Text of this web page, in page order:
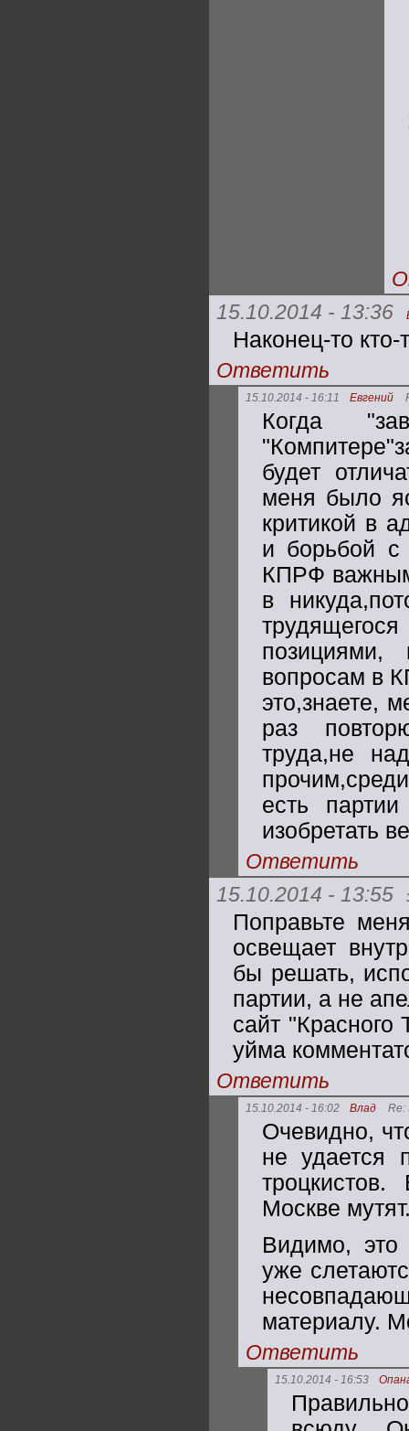
15.10.2014 - 13:36
Наконец-то
Ответить
15.10.2014 - 16:11 Евгений
Когда
будет
меня было
критикой в
и борьбой с
КПРФ
в
вопросам в
это,знаете,
раз
труда,не
есть
изобретать
Ответить
15.10.2014 - 13:55
Поправьте
освещает
бы решать,
партии, а не
сайт
уйма
Ответить
15.10.2014 - 16:02 Влад Re:
Очевидно,
не удается
Москве
Видимо, это
уже
материалу.
Ответить
15.10.2014 - 16:53